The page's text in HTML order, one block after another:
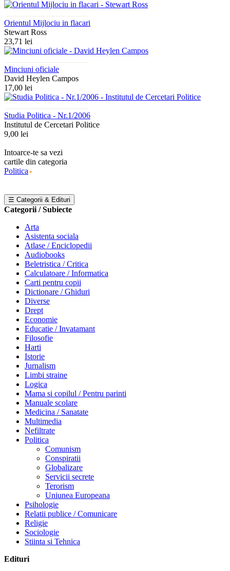
Orientul Mijlociu in flacari
Stewart Ross
23,71 lei
Minciuni oficiale
David Heylen Campos
17,00 lei
Studia Politica - Nr.1/2006
Institutul de Cercetari Politice
9,00 lei
Intoarce-te sa vezi
cartile din categoria
Politica
☰ Categorii & Edituri
Categorii / Subiecte
Arta
Asistenta sociala
Atlase / Enciclopedii
Audiobooks
Beletristica / Critica
Calculatoare / Informatica
Carti pentru copii
Dictionare / Ghiduri
Diverse
Drept
Economie
Educatie / Invatamant
Filosofie
Harti
Istorie
Jurnalism
Limbi straine
Logica
Mama si copilul / Pentru parinti
Manuale scolare
Medicina / Sanatate
Multimedia
Nefiltrate
Politica
Comunism
Conspiratii
Globalizare
Servicii secrete
Terorism
Uniunea Europeana
Psihologie
Relatii publice / Comunicare
Religie
Sociologie
Stiinta si Tehnica
Edituri